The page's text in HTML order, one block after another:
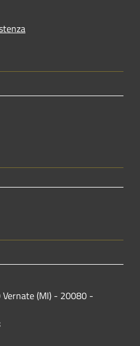
Vernate (MI) - 20080 -